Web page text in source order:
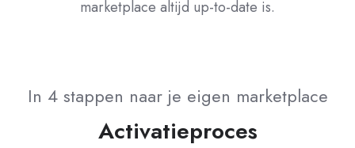
marketplace altijd up-to-date is.
In 4 stappen naar je eigen marketplace
Activatieproces